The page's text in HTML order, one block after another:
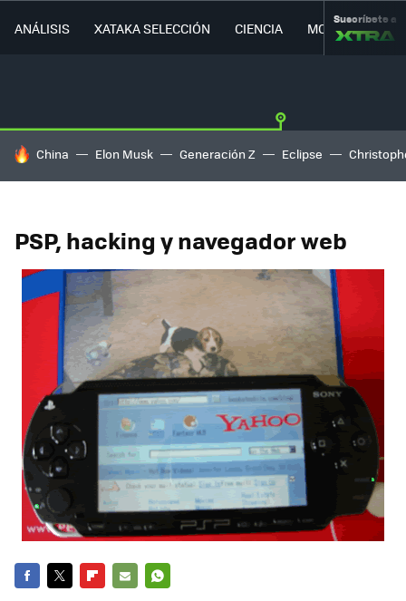
ANÁLISIS XATAKA SELECCIÓN CIENCIA MOVILIDAD
Suscríbete a
HOY SE HABLA DE
China Elon Musk Generación Z Eclipse
PSP, hacking y navegador web